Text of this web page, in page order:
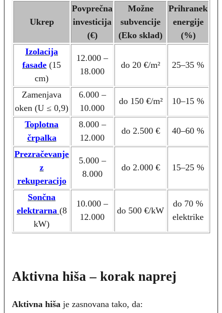
Ukrep
Povprečna
investicija
(€)
Možne
subvencije
(Eko sklad)
Prihranek
energije
(%)
Izolacija
fasade (15
cm)
12.000 –
18.000
do 20 €/m² 25–35 %
Zamenjava
oken (U ≤ 0,9)
6.000 –
10.000
do 150 €/m² 10–15 %
Toplotna
črpalka
8.000 –
12.000
do 2.500 € 40–60 %
Prezračevanje
z
rekuperacijo
5.000 –
8.000
do 2.000 € 15–25 %
Sončna
elektrarna (8
kW)
10.000 –
12.000
do 500 €/kW
do 70 %
elektrike
Aktivna hiša – korak naprej
Aktivna hiša je zasnovana tako, da: